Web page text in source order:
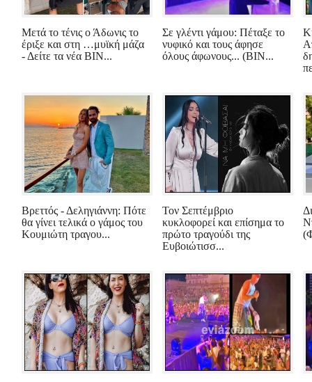
Μετά το τένις ο Άδωνις το
έριξε και στη …μυϊκή μάζα
- Δείτε τα νέα ΒΙΝ...
Σε γλέντι γάμου: Πέταξε το
νυφικό και τους άφησε
όλους άφωνους... (ΒΙΝ...
Βρεττός - Δεληγιάννη: Πότε
θα γίνει τελικά ο γάμος του
Κουμιώτη τραγου...
Τον Σεπτέμβριο
κυκλοφορεί και επίσημα το
πρώτο τραγούδι της
Ευβοιώτισσ...